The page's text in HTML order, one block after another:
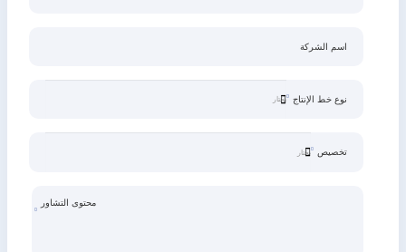
اسم الشركة
نوع خط الإنتاج
تخصيص
محتوى التشاور